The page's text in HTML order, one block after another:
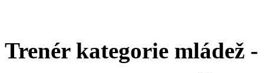
Trenér kategorie mládež -